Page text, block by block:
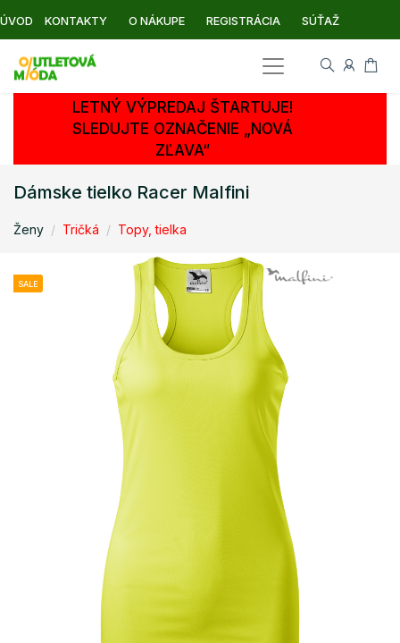
ÚVOD KONTAKTY O NÁKUPE REGISTRÁCIA SÚŤAŽ
LETNÝ VÝPREDAJ ŠTARTUJE!
SLEDUJTE OZNAČENIE „NOVÁ
ZĽAVA“
Dámske tielko Racer Malfini
Ženy Tričká Topy, tielka
SALE